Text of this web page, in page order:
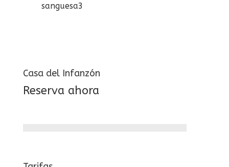
sanguesa3
Casa del Infanzón
Reserva ahora